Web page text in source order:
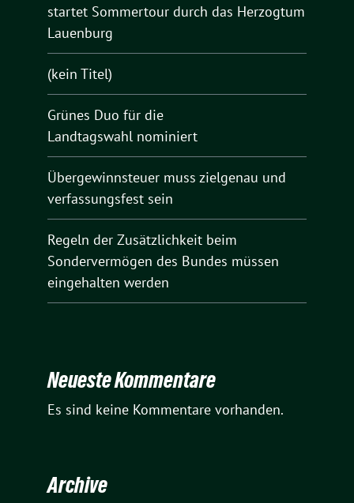
startet Sommertour durch das Herzogtum
Lauenburg
(kein Titel)
Grünes Duo für die
Landtagswahl nominiert
Übergewinnsteuer muss zielgenau und
verfassungsfest sein
Regeln der Zusätzlichkeit beim
Sondervermögen des Bundes müssen
eingehalten werden
Neueste Kommentare
Es sind keine Kommentare vorhanden.
Archive